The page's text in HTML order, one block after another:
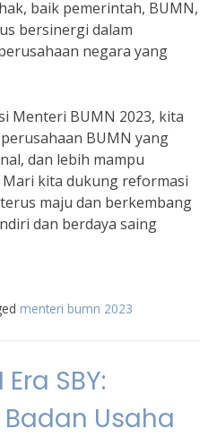
baik pemerintah, BUMN,
bersinergi dalam
negara yang
Menteri BUMN 2023, kita
BUMN yang
dan lebih mampu
kita dukung reformasi
maju dan berkembang
dan berdaya saing
menteri bumn 2023
SBY:
Usaha